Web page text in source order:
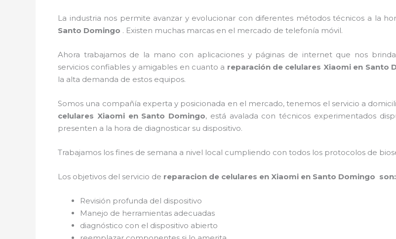
La industria nos permite avanzar y evolucionar con diferentes métodos técnicos a la
Santo Domingo . Existen muchas marcas en el mercado de telefonía móvil.
Ahora trabajamos de la mano con aplicaciones y páginas de internet que nos
servicios confiables y amigables en cuanto a reparación de celulares Xiaomi en Santo
la alta demanda de estos equipos.
Somos una compañía experta y posicionada en el mercado, tenemos el servicio a
celulares Xiaomi en Santo Domingo, está avalada con técnicos experimentados
presenten a la hora de diagnosticar su dispositivo.
Trabajamos los fines de semana a nivel local cumpliendo con todos los protocolos de
Los objetivos del servicio de reparacion de celulares en Xiaomi en Santo Domingo son:
Revisión profunda del dispositivo
Manejo de herramientas adecuadas
diagnóstico con el dispositivo abierto